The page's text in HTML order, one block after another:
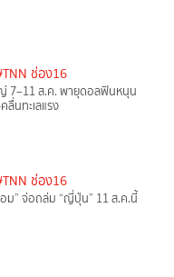
ช่อง16
7–11 ส.ค. พายุดอลฟินหนุน
นทะเลแรง
ช่อง16
ม” จ่อถล่ม “ญี่ปุ่น” 11 ส.ค.นี้